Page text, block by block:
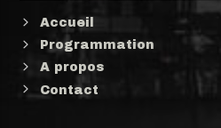
Accueil
Programmation
A propos
Contact